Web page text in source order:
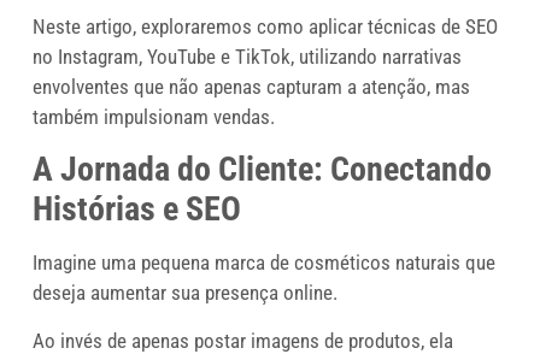
Neste artigo, exploraremos como aplicar técnicas de SEO
no Instagram, YouTube e TikTok, utilizando narrativas
envolventes que não apenas capturam a atenção, mas
também impulsionam vendas.
A Jornada do Cliente: Conectando
Histórias e SEO
Imagine uma pequena marca de cosméticos naturais que
deseja aumentar sua presença online.
Ao invés de apenas postar imagens de produtos, ela